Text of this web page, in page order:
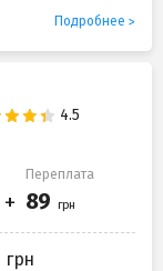
Подробнее
Переплата